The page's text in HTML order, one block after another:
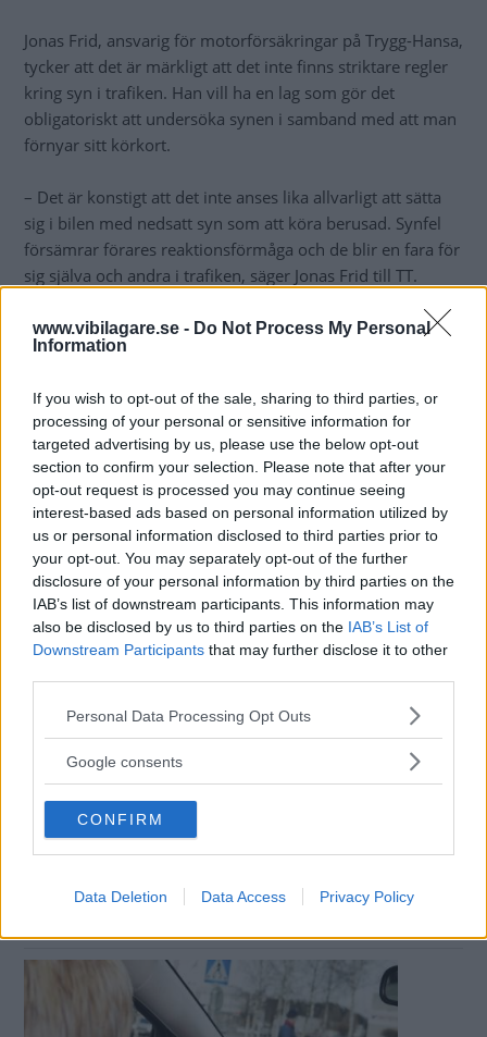
www.vibilagare.se - Do Not Process My Personal
Information
If you wish to opt-out of the sale, sharing to third parties, or
processing of your personal or sensitive information for
targeted advertising by us, please use the below opt-out
section to confirm your selection. Please note that after your
opt-out request is processed you may continue seeing
interest-based ads based on personal information utilized by
us or personal information disclosed to third parties prior to
your opt-out. You may separately opt-out of the further
disclosure of your personal information by third parties on the
IAB’s list of downstream participants. This information may
also be disclosed by us to third parties on the IAB’s List of
Downstream Participants that may further disclose it to other
Please note that this website/app uses one or more Google
not limited to your visit or usage behaviour. You may click to
use your data for below specified purposes in below Google
consent section.
Personal Data Processing Opt Outs
Google consents
CONFIRM
Data Deletion Data Access Privacy Policy
Jonas Frid, ansvarig för motorförsäkringar på Trygg-Hansa,
tycker att det är märkligt att det inte finns striktare regler
kring syn i trafiken. Han vill ha en lag som gör det
obligatoriskt att undersöka synen i samband med att man
förnyar sitt körkort.
– Det är konstigt att det inte anses lika allvarligt att sätta
sig i bilen med nedsatt syn som att köra berusad. Synfel
försämrar förares reaktionsförmåga och de blir en fara för
sig själva och andra i trafiken, säger Jonas Frid till TT.
I dag måste den som ansöker om körkort undersöka om
synen uppfyller vissa krav. Regeringen har däremot inga
synkontroller för bilförare, det skulle bli alltför tidsödande
och dyrt att genomföra, uppger näringsdepartementet.
Diskutera:Borde regelbundna synkontroller införas?
MISSA INTE KOMMANDE ARTIKLAR OM
NYHETER
Få vårt nyhetsbrev utan kostnad
Genom att anmäla dig godkänner du OK-förlagets
personuppgiftspolicy.